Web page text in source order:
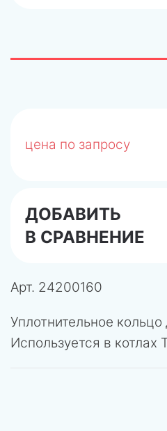
цена по запросу
ДОБАВИТЬ
В СРАВНЕНИЕ
Арт. 24200160
Уплотнительное кольцо
Используется в котлах